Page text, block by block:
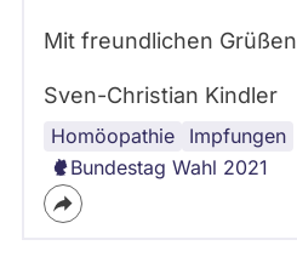
Mit freundlichen Grüßen
Sven-Christian Kindler
Homöopathie Impfungen
Corona
Gesundheitspolitik
Heilpraktiker:innen
Impfpflicht
Bundestag Wahl 2021